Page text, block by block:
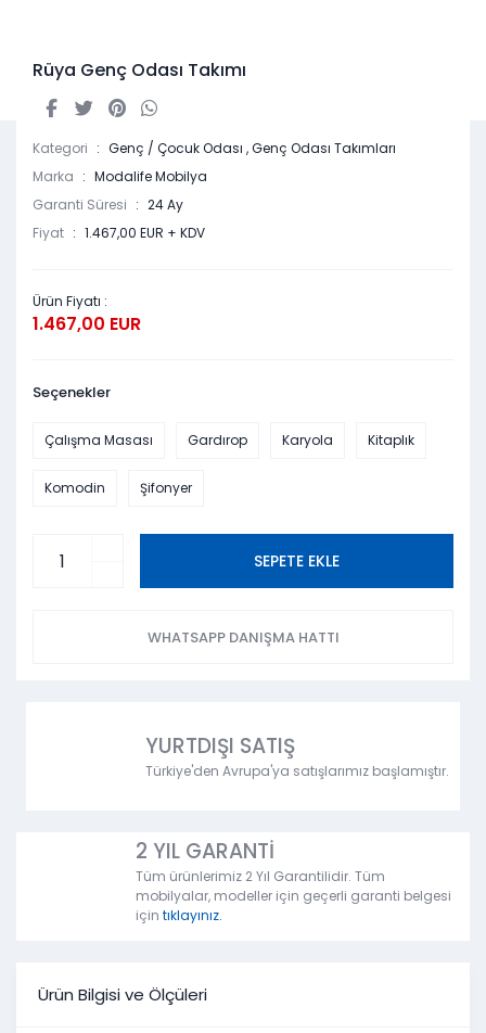
Rüya Genç Odası Takımı
Kategori Genç / Çocuk Odası ,Genç Odası Takımları
Marka
Modalife Mobilya
Garanti Süresi
24 Ay
Fiyat
1.467,00 EUR + KDV
Ürün Fiyatı :
1.467,00 EUR
Seçenekler
Çalışma Masası Gardırop Karyola Kitaplık
Komodin Şifonyer
SEPETE EKLE
WHATSAPP DANIŞMA HATTI
YURTDIŞI SATIŞ
Türkiye'den Avrupa'ya satışlarımız başlamıştır.
2 YIL GARANTİ
Tüm ürünlerimiz 2 Yıl Garantilidir. Tüm
mobilyalar, modeller için geçerli garanti belgesi
için tıklayınız.
Ürün Bilgisi ve Ölçüleri